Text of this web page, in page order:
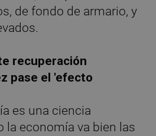
de fondo de armario, y
recuperación
pase el 'efecto
es una ciencia
la economía va bien las